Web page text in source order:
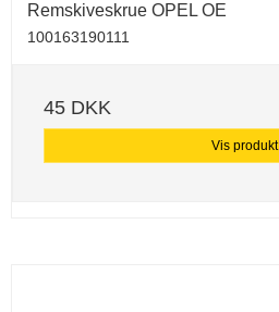
Remskiveskrue OPEL OE
100163190111
45 DKK
Vis produkt